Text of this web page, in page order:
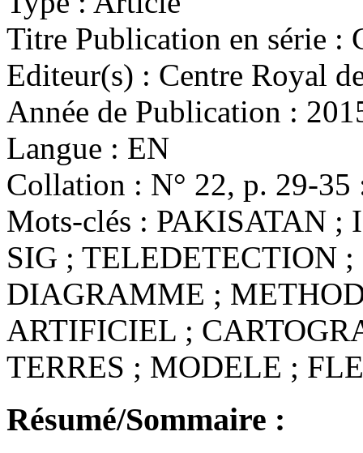
Titre Publication en série :
Editeur(s) : Centre Royal
Année de Publication :
Langue : EN
Collation : N° 22, p. 29-
Mots-clés : PAKISATAN ;
SIG ; TELEDETECTION
DIAGRAMME ;
ARTIFICIEL ;
TERRES ; MODELE ;
Résumé/Sommaire :